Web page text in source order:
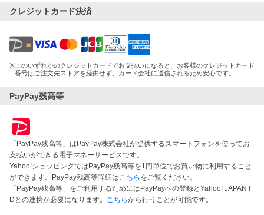
クレジットカード決済
※ 上のいずれかのクレジットカードでお支払いになると、お客様のクレジットカード
番号はご注文先ストアを経由せず、カード会社に送信されるため安心です。
PayPay残高等
「PayPay残高等」はPayPay株式会社が提供するスマートフォンを使ってお
支払いができる電子マネーサービスです。
Yahoo!ショッピングではPayPay残高等を1円単位でお買い物に利用すること
ができます。PayPay残高等詳細は こちら をご覧ください。
「PayPay残高等」をご利用するためにはPayPayへの登録とYahoo! JAPAN I
Dとの連携が必要になります。
こちらから行うことが可能です。